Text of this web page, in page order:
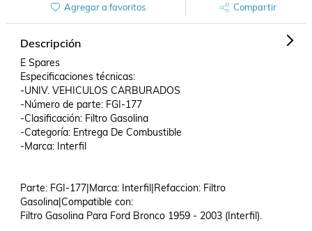
Agregar a favoritos Compartir
Descripción
E Spares
Especificaciones técnicas:
-UNIV. VEHICULOS CARBURADOS
-Número de parte: FGI-177
-Clasificación: Filtro Gasolina
-Categoría: Entrega De Combustible
-Marca: Interfil
Parte: FGI-177|Marca: Interfil|Refaccion: Filtro
Gasolina|Compatible con:
Filtro Gasolina Para Ford Bronco 1959 - 2003 (Interfil).